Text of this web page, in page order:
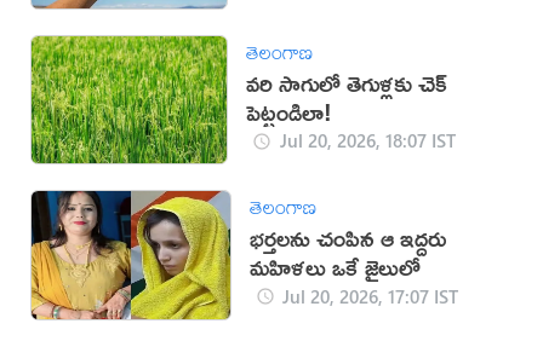
తెలంగాణ
వరి సాగులో తెగుళ్లకు చెక్
పెట్టండిలా!
Jul 20, 2026, 18:07 IST
తెలంగాణ
భర్తలను చంపిన ఆ ఇద్దరు
మహిళలు ఒకే జైలులో
Jul 20, 2026, 17:07 IST